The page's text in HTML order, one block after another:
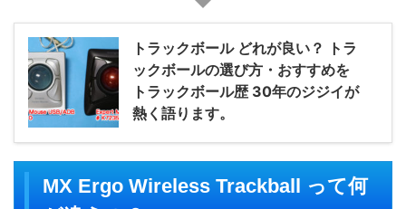
トラックボール どれが良い？ トラ
ックボールの選び方・おすすめを
トラックボール歴 30年のジジイが
熱く語ります。
MX Ergo Wireless Trackball って何